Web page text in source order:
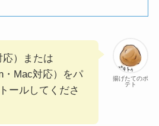
揚げたてのポ
テト
応）または
・Mac対応）をパ
ールしてくださ